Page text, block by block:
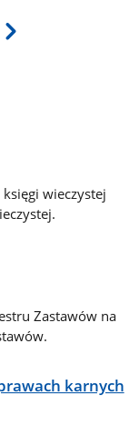
wieczystej
Zastawów na
karnych